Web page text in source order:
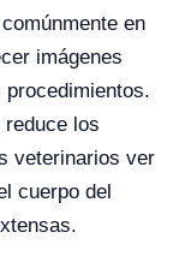
en
imágenes
los
veterinarios ver
cuerpo del